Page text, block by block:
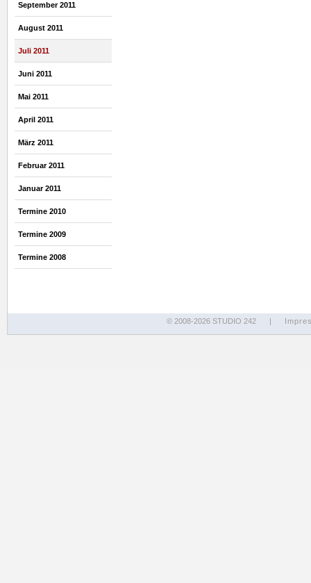
September 2011
August 2011
Juli 2011
Juni 2011
Mai 2011
April 2011
März 2011
Februar 2011
Januar 2011
Termine 2010
Termine 2009
Termine 2008
© 2008-2026 STUDIO 242 |